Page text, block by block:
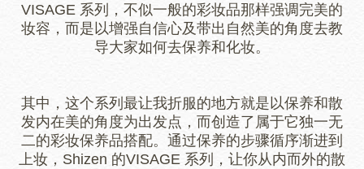
VISAGE 系列，不似一般的彩妆品那样强调完美的
妆容，而是以增强自信心及带出自然美的角度去教
导大家如何去保养和化妆。
其中，这个系列最让我折服的地方就是以保养和散
发内在美的角度为出发点，而创造了属于它独一无
二的彩妆保养品搭配。通过保养的步骤循序渐进到
上妆，Shizen 的VISAGE 系列，让你从内而外的散